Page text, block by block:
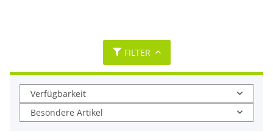
FILTER
Verfügbarkeit
Besondere Artikel